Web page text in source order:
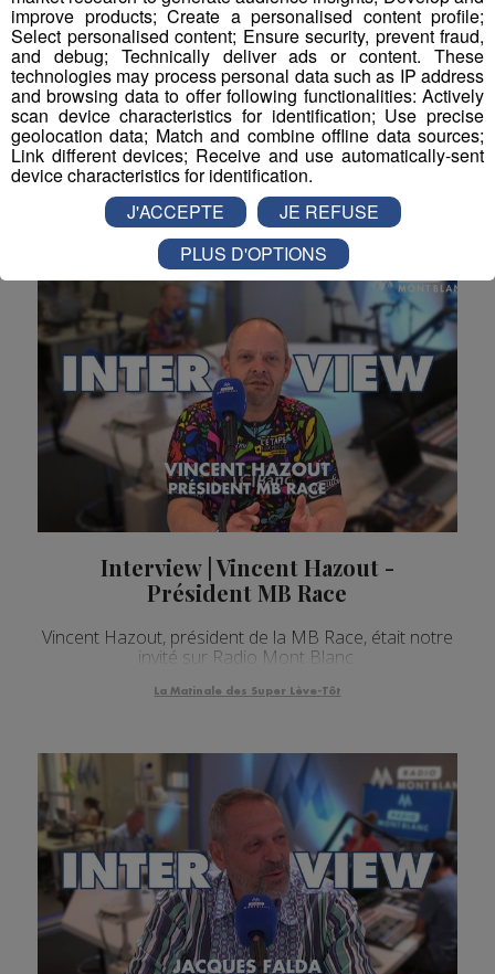
Émission Spéciale MB Race 2026
Émission spéciale MB Race 2026 : Radio Mont Blanc
en direct de Megève
Interview | Vincent Hazout -
Président MB Race
Vincent Hazout, président de la MB Race, était notre
invité sur Radio Mont Blanc.
La Matinale des Super Lève-Tôt
improve products; Create a personalised content profile;
Select personalised content; Ensure security, prevent fraud,
and debug; Technically deliver ads or content. These
technologies may process personal data such as IP address
and browsing data to offer following functionalities: Actively
scan device characteristics for identification; Use precise
geolocation data; Match and combine offline data sources;
Link different devices; Receive and use automatically-sent
device characteristics for identification.
J'ACCEPTE
JE REFUSE
PLUS D'OPTIONS